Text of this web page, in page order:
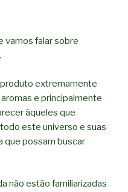
vamos falar sobre
extremamente
e principalmente
àqueles que
este universo e suas
que possam buscar
não estão familiarizadas